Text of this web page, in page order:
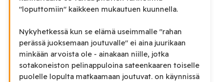
"loputtomiin" kaikkeen mukautuen kuunnella.
Nykyhetkessä kun se elämä useimmalle "rahan
perässä juoksemaan joutuvalle" ei aina juurikaan
minkään arvoista ole - ainakaan niille, jotka
sotakoneiston pelinappuloina sateenkaaren toiselle
puolelle lopulta matkaamaan joutuvat. on käynnissä